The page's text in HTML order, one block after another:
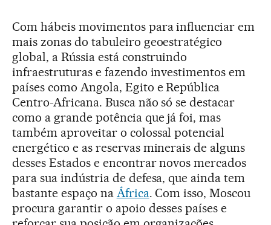
Com hábeis movimentos para influenciar em
mais zonas do tabuleiro geoestratégico
global, a Rússia está construindo
infraestruturas e fazendo investimentos em
países como Angola, Egito e República
Centro-Africana. Busca não só se destacar
como a grande potência que já foi, mas
também aproveitar o colossal potencial
energético e as reservas minerais de alguns
desses Estados e encontrar novos mercados
para sua indústria de defesa, que ainda tem
bastante espaço na África. Com isso, Moscou
procura garantir o apoio desses países e